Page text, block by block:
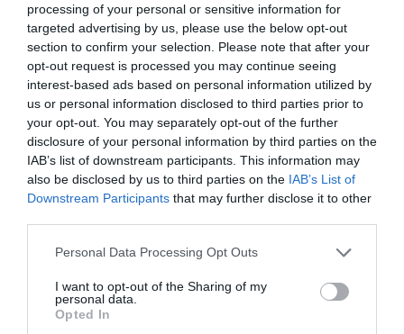
processing of your personal or sensitive information for
targeted advertising by us, please use the below opt-out
section to confirm your selection. Please note that after your
opt-out request is processed you may continue seeing
interest-based ads based on personal information utilized by
us or personal information disclosed to third parties prior to
your opt-out. You may separately opt-out of the further
disclosure of your personal information by third parties on the
IAB’s list of downstream participants. This information may
also be disclosed by us to third parties on the IAB’s List of
Downstream Participants that may further disclose it to other
Please note that this website/app uses one or more Google
not limited to your visit or usage behaviour. You may click to
grant or deny consent to Google and its third-party tags to
use your data for below specified purposes in below Google
Personal Data Processing Opt Outs
I want to opt-out of the Sharing of my
personal data.
Opted In
05.08.2026 | 15:02
ΗΠΑ: Σε εξέλιξη έρευνα της FAA για
περιστατικό με το προεδρικό ελικόπτερο
Marine One που μετέφερε τον Ν.Τραμπ